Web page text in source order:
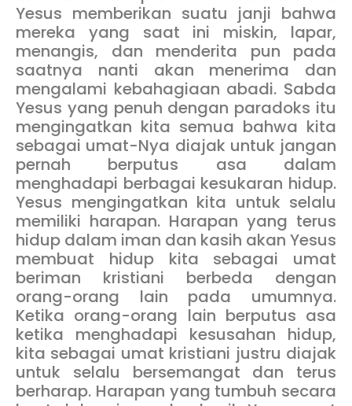
Yesus memberikan suatu janji bahwa
mereka yang saat ini miskin, lapar,
menangis, dan menderita pun pada
saatnya nanti akan menerima dan
mengalami kebahagiaan abadi. Sabda
Yesus yang penuh dengan paradoks itu
mengingatkan kita semua bahwa kita
sebagai umat-Nya diajak untuk jangan
pernah berputus asa dalam
menghadapi berbagai kesukaran hidup.
Yesus mengingatkan kita untuk selalu
memiliki harapan. Harapan yang terus
hidup dalam iman dan kasih akan Yesus
membuat hidup kita sebagai umat
beriman kristiani berbeda dengan
orang-orang lain pada umumnya.
Ketika orang-orang lain berputus asa
ketika menghadapi kesusahan hidup,
kita sebagai umat kristiani justru diajak
untuk selalu bersemangat dan terus
berharap. Harapan yang tumbuh secara